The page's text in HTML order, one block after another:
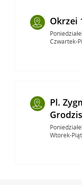
Okrzei
Czwartek-
Pl.
Wtorek-